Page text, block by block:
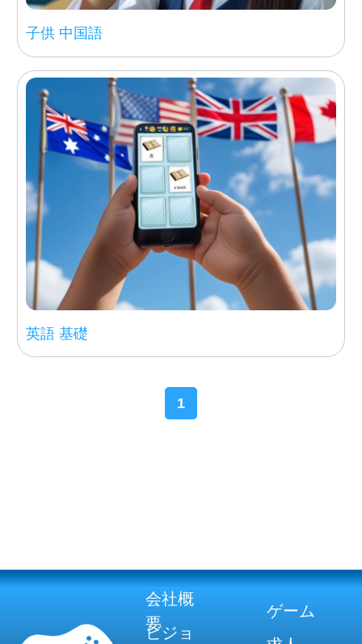
子供 中国語
英語 基礎
1
会社概
要
ゲーム
ビジョ